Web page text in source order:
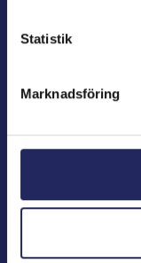
Statistik
Marknadsföring
John Nurminens
förespråkare för
John
Bölegatan 2